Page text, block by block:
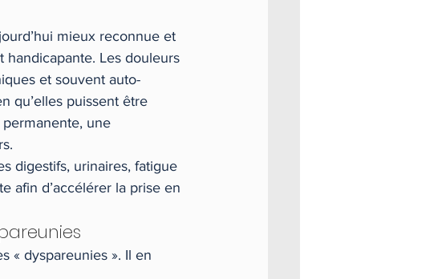
mieux reconnue et
handicapante. Les douleurs
et souvent auto-
qu’elles puissent être
permanente, une
digestifs, urinaires, fatigue
afin d’accélérer la prise en
« dyspareunies ». Il en